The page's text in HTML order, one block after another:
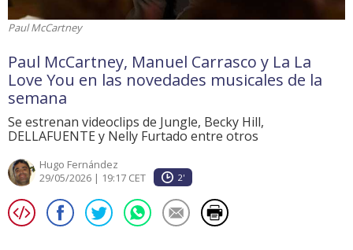
Paul McCartney
Paul McCartney, Manuel Carrasco y La La
Love You en las novedades musicales de la
semana
Se estrenan videoclips de Jungle, Becky Hill,
DELLAFUENTE y Nelly Furtado entre otros
Hugo Fernández
29/05/2026 | 19:17 CET
2'